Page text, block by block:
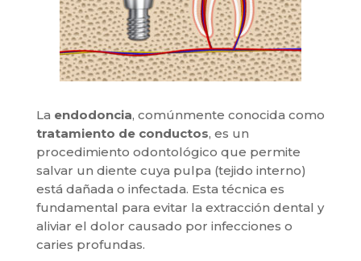
La endodoncia, comúnmente conocida como
tratamiento de conductos, es un
procedimiento odontológico que permite
salvar un diente cuya pulpa (tejido interno)
está dañada o infectada. Esta técnica es
fundamental para evitar la extracción dental y
aliviar el dolor causado por infecciones o
caries profundas.